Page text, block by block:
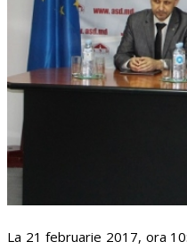
La 21 februarie 2017, ora